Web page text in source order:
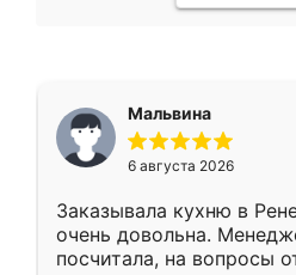
Мальвина
6 августа 2026
Заказывала кухню в
очень довольна.
посчитала, на вопросы